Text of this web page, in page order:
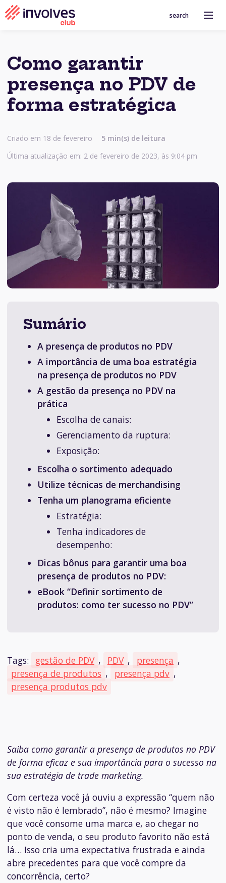
search
Como garantir
presença no PDV de
forma estratégica
Criado em 18 de fevereiro
5 min(s) de leitura
Última atualização em: 2 de fevereiro de 2023, às 9:04 pm
Sumário
A presença de produtos no PDV
A importância de uma boa estratégia
na presença de produtos no PDV
A gestão da presença no PDV na
prática
Escolha de canais:
Gerenciamento da ruptura:
Exposição:
Escolha o sortimento adequado
Utilize técnicas de merchandising
Tenha um planograma eficiente
Estratégia:
Tenha indicadores de
desempenho:
Dicas bônus para garantir uma boa
presença de produtos no PDV:
eBook “Definir sortimento de
produtos: como ter sucesso no PDV”
Tags: gestão de PDV , PDV , presença ,
presença de produtos , presença pdv ,
presença produtos pdv
Saiba como garantir a presença de produtos no PDV
de forma eficaz e sua importância para o sucesso na
sua estratégia de trade marketing.
Com certeza você já ouviu a expressão “quem não
é visto não é lembrado”, não é mesmo? Imagine
que você consome uma marca e, ao chegar no
ponto de venda, o seu produto favorito não está
lá… Isso cria uma expectativa frustrada e ainda
abre precedentes para que você compre da
concorrência, certo?